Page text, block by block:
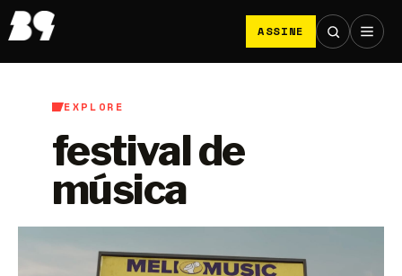
ASSINE
EXPLORE
festival de
música